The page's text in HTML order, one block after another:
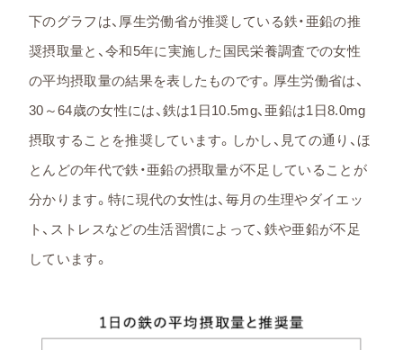
下のグラフは、厚生労働省が推奨している鉄・亜鉛の推
奨摂取量と、令和5年に実施した国民栄養調査での女性
の平均摂取量の結果を表したものです。厚生労働省は、
30～64歳の女性には、鉄は1日10.5mg、亜鉛は1日8.0mg
摂取することを推奨しています。しかし、見ての通り、ほ
とんどの年代で鉄・亜鉛の摂取量が不足していることが
分かります。特に現代の女性は、毎月の生理やダイエッ
ト、ストレスなどの生活習慣によって、鉄や亜鉛が不足
しています。